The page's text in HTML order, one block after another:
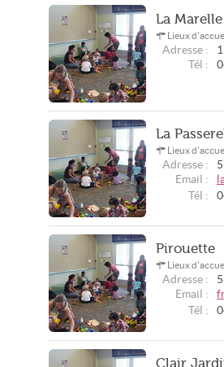
La Marelle
Lieux
Adresse :
Tél :
La
Lieux
Adresse :
Email :
Tél :
Pirouette
Lieux
Adresse :
Email :
Tél :
Clair